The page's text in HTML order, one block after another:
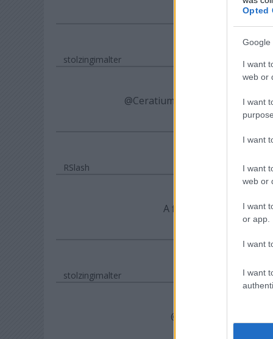
Opted
Google
I want
web or
I want
I want
I want
web or
I want
or app.
I want
I want
stolzingimalter
@Ceratium : úgy vettem észre,
RSlash
A fotón az Örkény
stolzingimalter
@RSlash